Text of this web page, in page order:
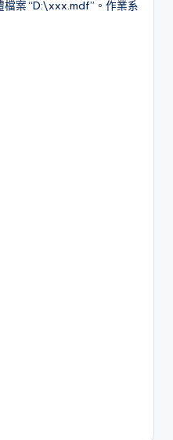
檔案 “D:\xxx.mdf”。作業系